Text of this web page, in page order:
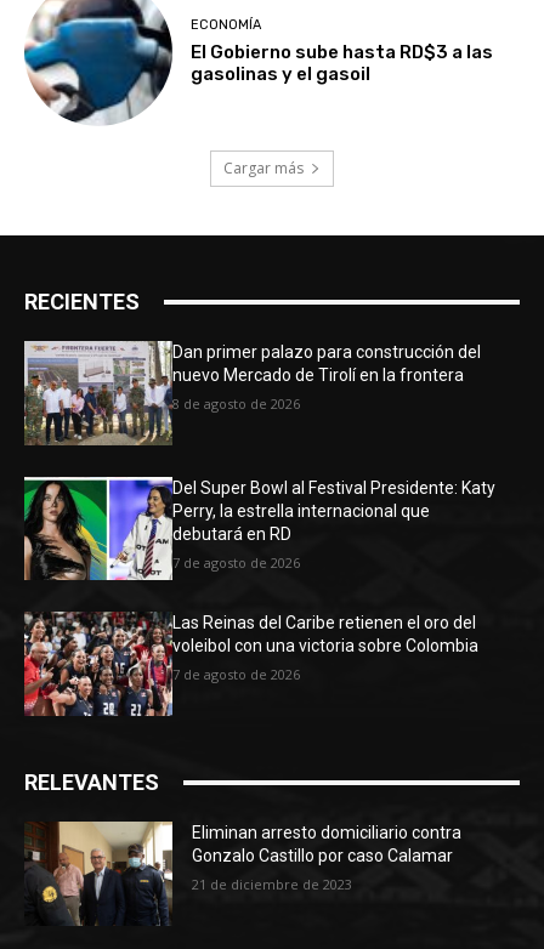
ECONOMÍA
El Gobierno sube hasta RD$3 a las
gasolinas y el gasoil
Cargar más
RECIENTES
Dan primer palazo para construcción del
nuevo Mercado de Tirolí en la frontera
8 de agosto de 2026
Del Super Bowl al Festival Presidente: Katy
Perry, la estrella internacional que
debutará en RD
7 de agosto de 2026
Las Reinas del Caribe retienen el oro del
voleibol con una victoria sobre Colombia
7 de agosto de 2026
RELEVANTES
Eliminan arresto domiciliario contra
Gonzalo Castillo por caso Calamar
21 de diciembre de 2023